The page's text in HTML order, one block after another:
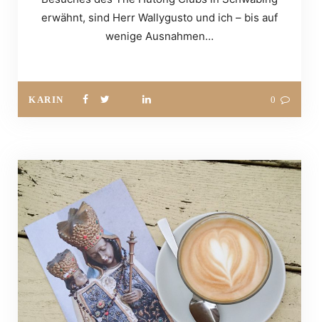
erwähnt, sind Herr Wallygusto und ich – bis auf
wenige Ausnahmen…
KARIN 0